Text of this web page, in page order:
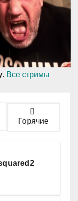
. Все стримы
Горячие